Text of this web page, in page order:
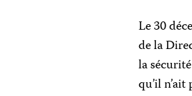
Le 30
de la
la
qu’il